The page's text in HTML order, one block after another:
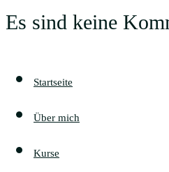
Es sind keine
Startseite
Über mich
Kurse